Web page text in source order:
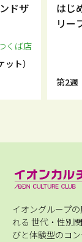
ドザ
くば店
ト）
はじ
リー
第2週
イオングループ
れる 世代・性別
びと体験型のコン